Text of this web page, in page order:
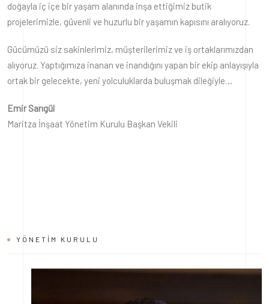
doğayla iç içe bir yaşam alanında inşa ettiğimiz butik
projelerimizle, güvenli ve huzurlu bir yaşamın kapısını aralıyoruz.
Gücümüzü siz sakinlerimiz, müşterilerimiz ve iş ortaklarımızdan
alıyoruz. Yaptığımıza inanan ve inandığını yapan bir ekip anlayışıyla
ortak bir gelecekte, yeni yolculuklarda buluşmak dileğiyle…
Emir Sarıgül
Maritza İnşaat Yönetim Kurulu Başkan Vekili
YÖNETIM KURULU